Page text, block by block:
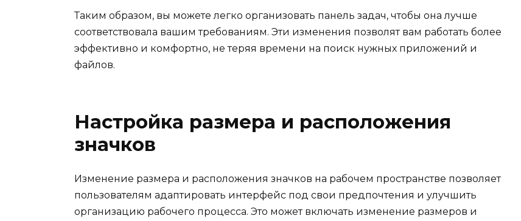
Таким образом, вы можете легко организовать панель задач, чтобы она лучше
соответствовала вашим требованиям. Эти изменения позволят вам работать более
эффективно и комфортно, не теряя времени на поиск нужных приложений и
файлов.
Настройка размера и расположения
значков
Изменение размера и расположения значков на рабочем пространстве позволяет
пользователям адаптировать интерфейс под свои предпочтения и улучшить
организацию рабочего процесса. Это может включать изменение размеров и